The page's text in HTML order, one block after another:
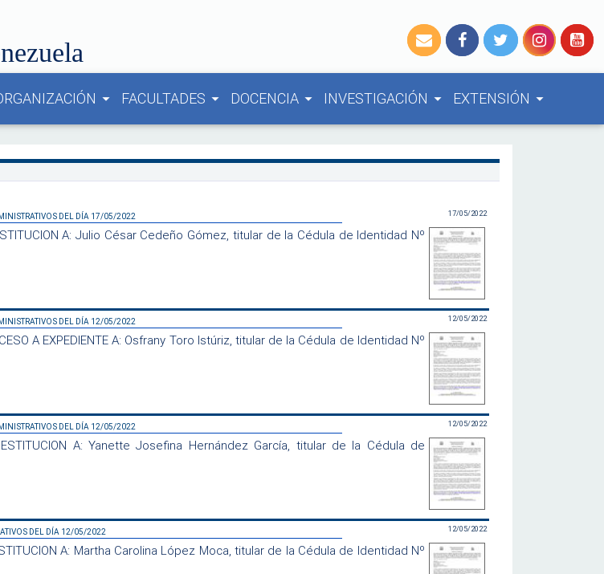
arrow_drop_down FACULTADES arrow_drop_down DOCENCIA arrow_drop_down INVESTIGACIÓN arrow_drop_down EXTENSIÓN arrow_drop_down
17/05/2022
DEL DÍA 17/05/2022
A: Julio César Cedeño Gómez, titular de la Cédula de Identidad Nº
12/05/2022
DEL DÍA 12/05/2022
A EXPEDIENTE A: Osfrany Toro Istúriz, titular de la Cédula de Identidad Nº
12/05/2022
DEL DÍA 12/05/2022
A: Yanette Josefina Hernández García, titular de la Cédula de
12/05/2022
DEL DÍA 12/05/2022
A: Martha Carolina López Moca, titular de la Cédula de Identidad Nº